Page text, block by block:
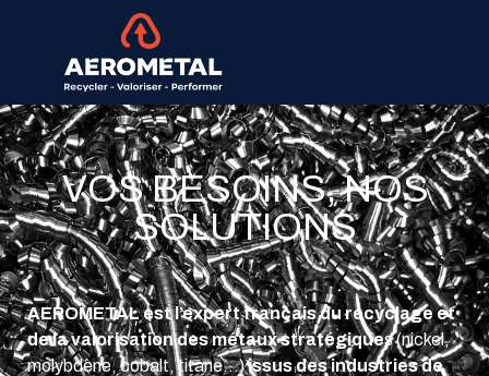
VOS BESOINS, NOS
SOLUTIONS
AEROMETAL est l’expert français du recyclage et
de la valorisation des métaux stratégiques (nickel,
molybdène, cobalt, titane…)issus des industries de